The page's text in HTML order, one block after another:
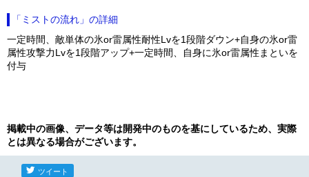
「ミストの流れ」の詳細
一定時間、敵単体の氷or雷属性耐性Lvを1段階ダウン+自身の氷or雷
属性攻撃力Lvを1段階アップ+一定時間、自身に氷or雷属性まといを
付与
掲載中の画像、データ等は開発中のものを基にしているため、実際
とは異なる場合がございます。
ツイート